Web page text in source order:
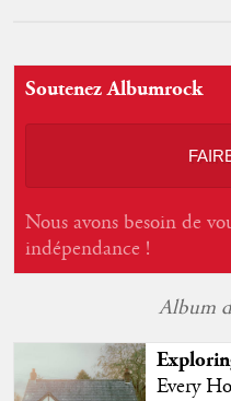
Soutenez Albumrock
Nous avons besoin de
indépendance !
Album
Every